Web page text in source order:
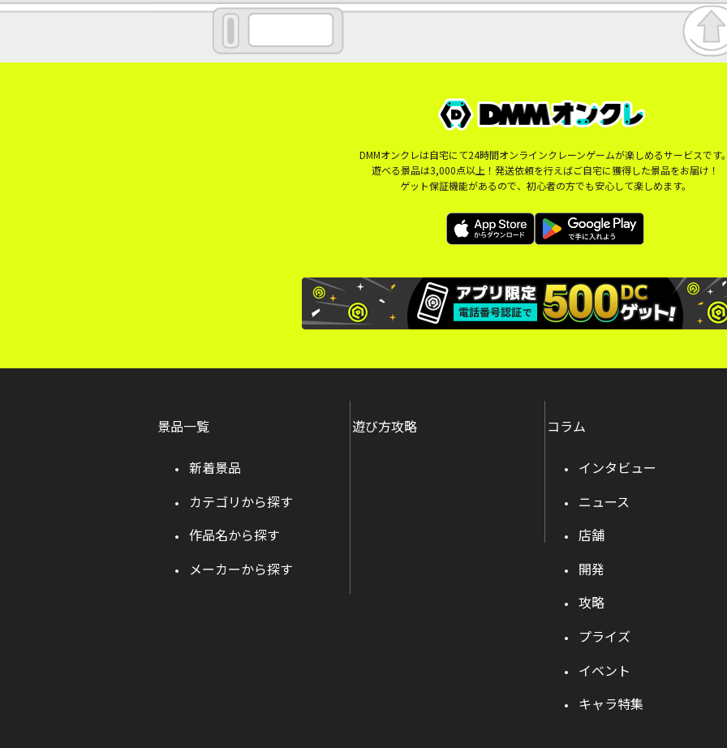
DMMオンクレは自宅にて24時間オンラインクレーンゲームが楽しめるサービスです
遊べる景品は3,000点以上！発送依頼を行えばご自宅に獲得した景品をお届け！
ゲット保証機能があるので、初心者の方でも安心して楽しめます。
景品一覧
新着景品
カテゴリから探す
作品名から探す
メーカーから探す
遊び方攻略 コラム
インタビュー
ニュース
店舗
開発
攻略
プライズ
イベント
キャラ特集